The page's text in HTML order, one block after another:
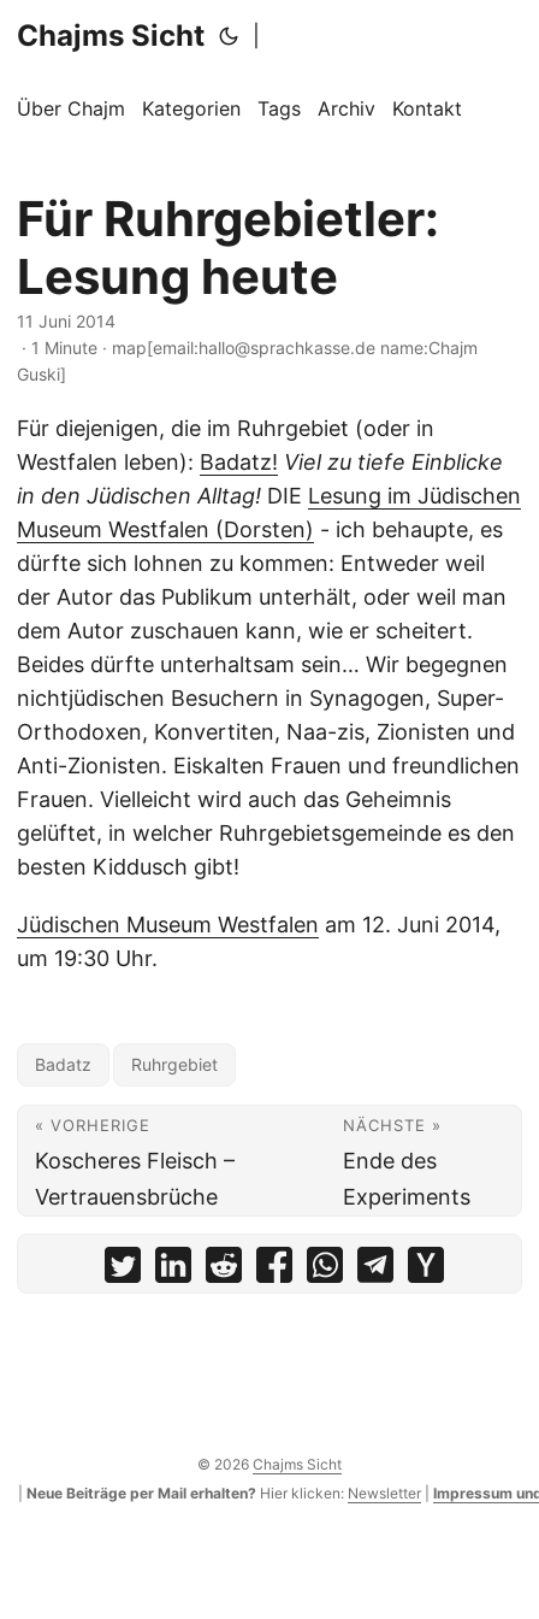
Chajms Sicht
Über Chajm Kategorien Tags Archiv Kontakt
Für Ruhrgebietler:
Lesung heute
11 Juni 2014
· 1 Minute · map[email:hallo@sprachkasse.de name:Chajm
Guski]
Für diejenigen, die im Ruhrgebiet (oder in
Westfalen leben): Badatz! Viel zu tiefe Einblicke
in den Jüdischen Alltag! DIE Lesung im Jüdischen
Museum Westfalen (Dorsten) - ich behaupte, es
dürfte sich lohnen zu kommen: Entweder weil
der Autor das Publikum unterhält, oder weil man
dem Autor zuschauen kann, wie er scheitert.
Beides dürfte unterhaltsam sein… Wir begegnen
nichtjüdischen Besuchern in Synagogen, Super-
Orthodoxen, Konvertiten, Naa-zis, Zionisten und
Anti-Zionisten. Eiskalten Frauen und freundlichen
Frauen. Vielleicht wird auch das Geheimnis
gelüftet, in welcher Ruhrgebietsgemeinde es den
besten Kiddusch gibt!
Jüdischen Museum Westfalen am 12. Juni 2014,
um 19:30 Uhr.
Badatz Ruhrgebiet
« VORHERIGE
Koscheres Fleisch –
Vertrauensbrüche
NÄCHSTE »
Ende des
Experiments
© 2026 Chajms Sicht
Neue Beiträge per Mail erhalten? Hier klicken: Newsletter Impressum